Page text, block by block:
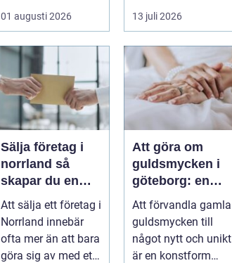
vad som &...
01 augusti 2026
företag planerar en
resa för m...
13 juli 2026
Sälja företag i
norrland så
skapar du en
trygg affär från
start till mål
Att sälja ett företag i
Norrland innebär
ofta mer än att bara
göra sig av med ett
Att göra om
guldsmycken i
göteborg: en
konst att förnya
det gamla
Att förvandla gamla
guldsmycken till
något nytt och unikt
är en konstform